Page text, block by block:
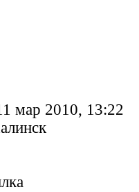
мар 2010, 13:22